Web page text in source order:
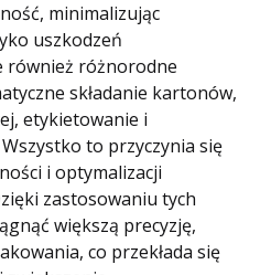
minimalizując
uszkodzeń
również różnorodne
składanie kartonów,
etykietowanie i
to przyczynia się
i optymalizacji
zastosowaniu tych
większą precyzję,
co przekłada się